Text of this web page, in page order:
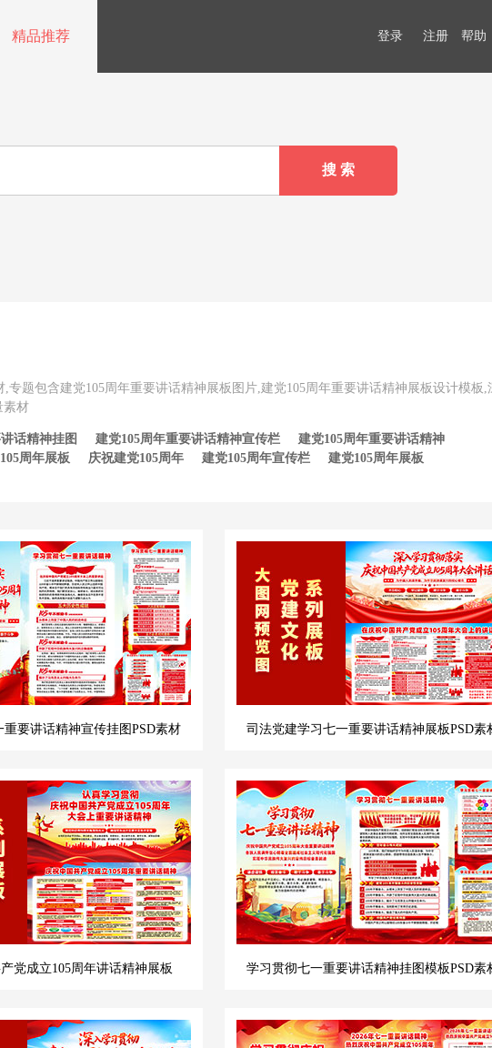
精品推荐 登录 注册 帮助
题包含建党105周年重要讲话精神展板图片,建党105周年重要讲话精神展板设计模板,
素材
话精神挂图 建党105周年重要讲话精神宣传栏
建党105周年重要讲话精神
周年展板 庆祝建党105周年 建党105周年宣传栏
建党105周年展板
重要讲话精神宣传挂图PSD素材 司法党建学习七一重要讲话精神展板PSD素
党成立105周年讲话精神展板 学习贯彻七一重要讲话精神挂图模板PSD素